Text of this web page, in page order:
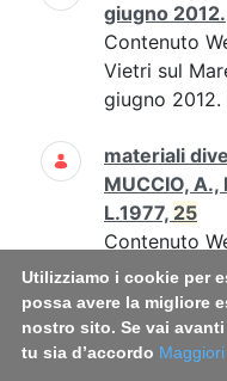
giugno 2012.
Contenuto
Vietri sul
giugno 2012.
materiali
MUCCIO, A.,
L.1977, 25
Contenuto
1977 3 77
Rapporto
Carla
Utilizziamo i cookie per
possa avere la migliore
nostro sito. Se vai
tu sia d’accordo